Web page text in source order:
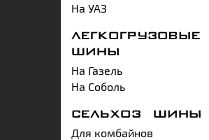
На УАЗ
ЛЕГКОГРУЗОВЫЕ
ШИНЫ
На Газель
На Соболь
СЕЛЬХОЗ ШИНЫ
Для комбайнов